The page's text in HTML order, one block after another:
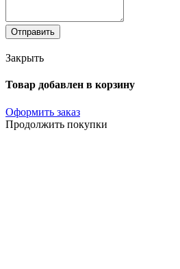
Отправить
Закрыть
Товар добавлен в корзину
Оформить заказ
Продолжить покупки